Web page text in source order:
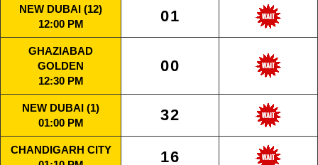
NEW DUBAI (12)
12:00 PM
01
GHAZIABAD
GOLDEN
12:30 PM
00
NEW DUBAI (1)
01:00 PM
32
CHANDIGARH CITY
16